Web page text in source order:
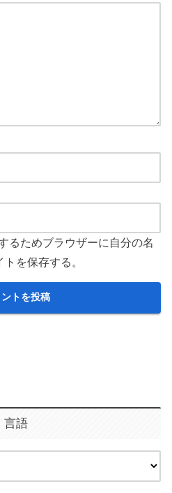
るためブラウザーに自分の名
を保存する。
言語